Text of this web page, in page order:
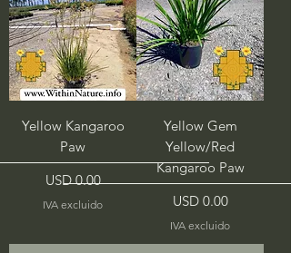
Yellow Kangaroo
Paw
Precio
USD 0.00
IVA excluido
Yellow Gem
Yellow/Red
Kangaroo Paw
Precio
USD 0.00
IVA excluido